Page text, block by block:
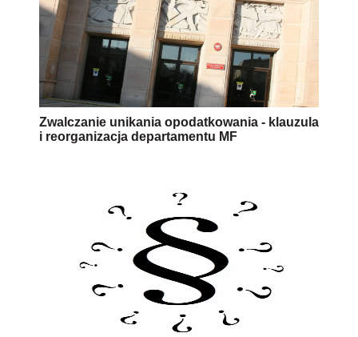
Zwalczanie unikania opodatkowania - klauzula
i reorganizacja departamentu MF